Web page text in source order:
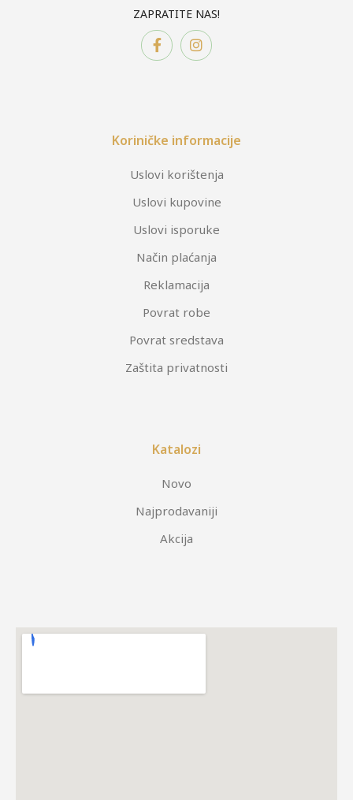
ZAPRATITE NAS!
Koriničke informacije
Uslovi korištenja
Uslovi kupovine
Uslovi isporuke
Način plaćanja
Reklamacija
Povrat robe
Povrat sredstava
Zaštita privatnosti
Katalozi
Novo
Najprodavaniji
Akcija